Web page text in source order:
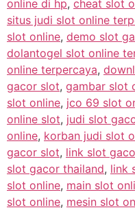
online di hp, cheat slot
situs judi slot online
slot online, demo slot
dolantogel slot online
online terpercaya,
gacor slot, gambar slot
slot online, jco 69 slot
online slot, judi slot
online, korban judi slot
gacor slot, link slot
slot gacor thailand, link
slot online, main slot
slot online, mesin slot